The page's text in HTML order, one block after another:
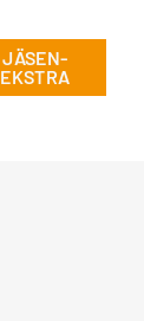
JÄSEN-
EKSTRA